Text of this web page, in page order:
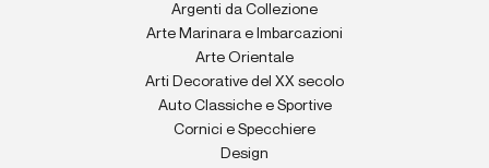
Argenti da Collezione
Arte Marinara e Imbarcazioni
Arte Orientale
Arti Decorative del XX secolo
Auto Classiche e Sportive
Cornici e Specchiere
Design